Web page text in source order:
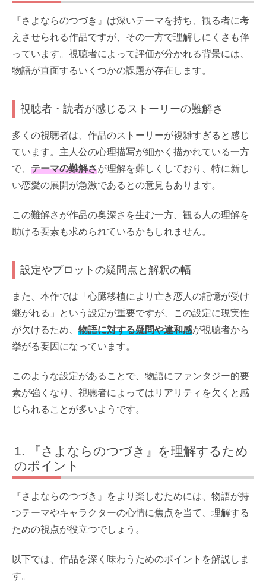
『さよならのつづき』は深いテーマを持ち、観る者に考
えさせられる作品ですが、その一方で理解しにくさも伴
っています。視聴者によって評価が分かれる背景には、
物語が直面するいくつかの課題が存在します。
視聴者・読者が感じるストーリーの難解さ
多くの視聴者は、作品のストーリーが複雑すぎると感じ
ています。主人公の心理描写が細かく描かれている一方
で、 テーマの難解さが理解を難しくしており、特に新し
い恋愛の展開が急激であるとの意見もあります。
この難解さが作品の奥深さを生む一方、観る人の理解を
助ける要素も求められているかもしれません。
設定やプロットの疑問点と解釈の幅
また、本作では「心臓移植により亡き恋人の記憶が受け
継がれる」という設定が重要ですが、この設定に現実性
が欠けるため、 物語に対する疑問や違和感が視聴者から
挙がる要因になっています。
このような設定があることで、物語にファンタジー的要
素が強くなり、視聴者によってはリアリティを欠くと感
じられることが多いようです。
『さよならのつづき』を理解するため
のポイント
『さよならのつづき』をより楽しむためには、物語が持
つテーマやキャラクターの心情に焦点を当て、理解する
ための視点が役立つでしょう。
以下では、作品を深く味わうためのポイントを解説しま
す。